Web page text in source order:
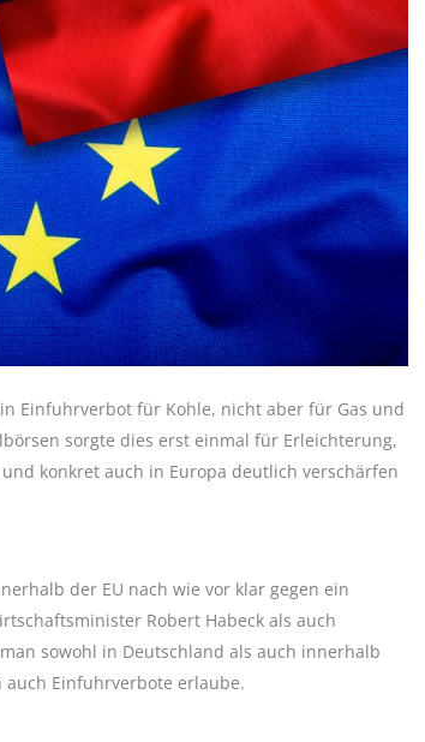
Einfuhrverbot für Kohle, nicht aber für Gas und
sorgte dies erst einmal für Erleichterung,
konkret auch in Europa deutlich verschärfen
der EU nach wie vor klar gegen ein
Robert Habeck als auch
sowohl in Deutschland als auch innerhalb
Einfuhrverbote erlaube.